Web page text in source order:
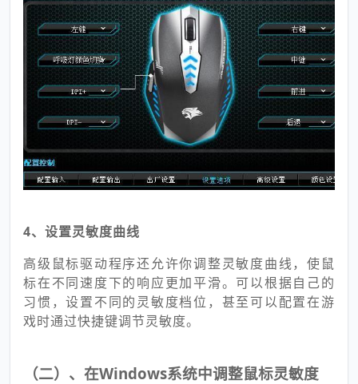
4、设置灵敏度曲线
高级鼠标驱动程序还允许你调整灵敏度曲线，使鼠
标在不同速度下的响应更加平滑。可以根据自己的
习惯，设置不同的灵敏度档位，甚至可以配置在游
戏时通过快捷键调节灵敏度。
（二）、在Windows系统中调整鼠标灵敏度